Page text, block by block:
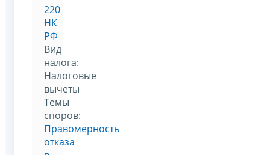
220
НК
РФ
Вид
налога:
Налоговые
вычеты
Темы
споров:
Правомерность
отказа